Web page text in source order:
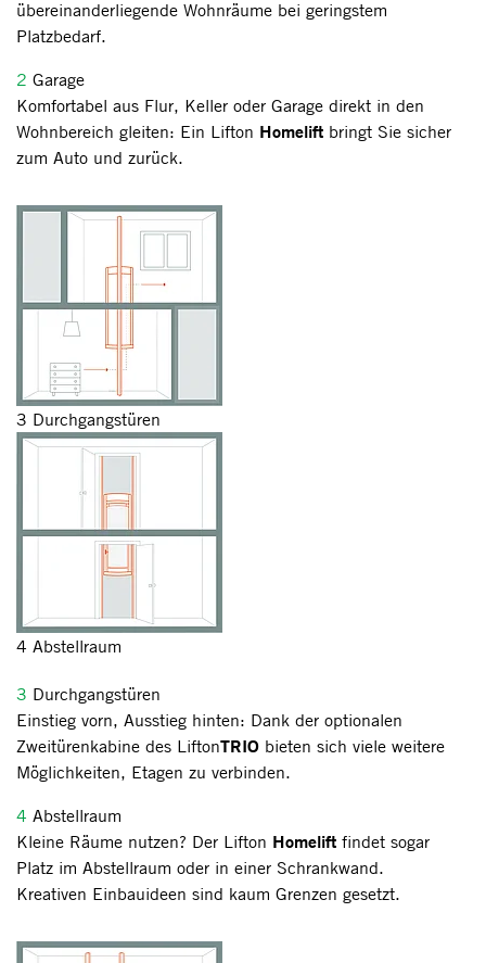
übereinanderliegende Wohnräume bei geringstem
Platzbedarf.
2 Garage
Komfortabel aus Flur, Keller oder Garage direkt in den
Wohnbereich gleiten: Ein Lifton Homelift bringt Sie sicher
zum Auto und zurück.
3 Durchgangstüren
4 Abstellraum
3 Durchgangstüren
Einstieg vorn, Ausstieg hinten: Dank der optionalen
Zweitürenkabine des LiftonTRIO bieten sich viele weitere
Möglichkeiten, Etagen zu verbinden.
4 Abstellraum
Kleine Räume nutzen? Der Lifton Homelift findet sogar
Platz im Abstellraum oder in einer Schrankwand.
Kreativen Einbauideen sind kaum Grenzen gesetzt.